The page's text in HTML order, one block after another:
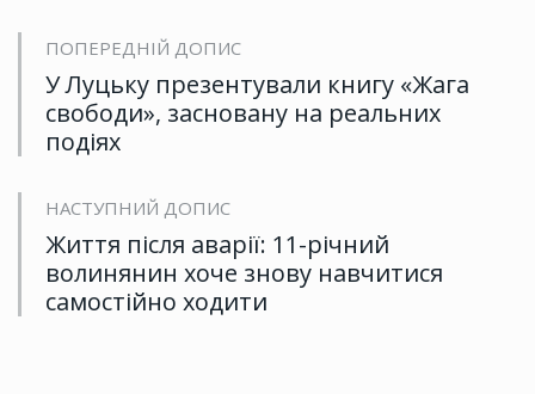
ПОПЕРЕДНІЙ ДОПИС
У Луцьку презентували книгу «Жага
свободи», засновану на реальних
подіях
НАСТУПНИЙ ДОПИС
Життя після аварії: 11-річний
волинянин хоче знову навчитися
самостійно ходити